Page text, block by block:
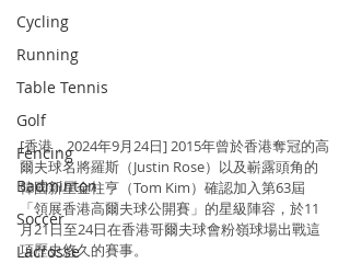
Cycling
Running
Table Tennis
Golf
Fencing
Badminton
Soccer
Lacrosse
[香港，2024年9月24日] 2015年曾於香港奪冠的高
爾夫球名將羅斯（Justin Rose）以及嶄露頭角的
韓國新星金柱亨（Tom Kim）確認加入第63屆
「領展香港高爾夫球公開賽」的星級陣容，於11
月21日至24日在香港哥爾夫球會粉嶺球場出戰這
項歷史悠久的賽事。